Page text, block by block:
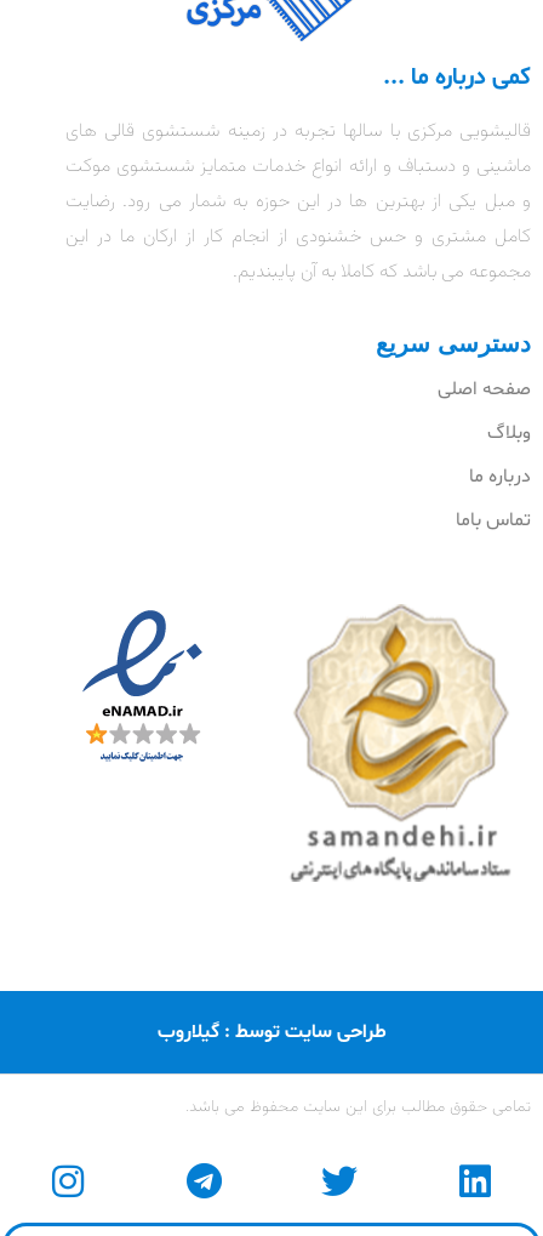
کمی درباره ما ...
قالیشویی مرکزی با سالها تجربه در زمینه شستشوی قالی های
ماشینی و دستباف و ارائه انواع خدمات متمایز شستشوی موکت
و مبل یکی از بهترین ها در این حوزه به شمار می رود. رضایت
کامل مشتری و حس خشنودی از انجام کار از ارکان ما در این
مجموعه می باشد که کاملا به آن پایبندیم.
دسترسی سریع
صفحه اصلی
وبلاگ
درباره ما
تماس باما
طراحی سایت توسط : گیلاروب
تمامی حقوق مطالب برای این سایت محفوظ می باشد.